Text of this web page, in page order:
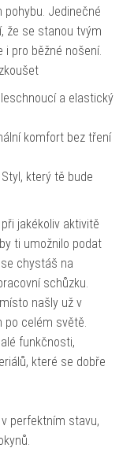
Jedinečné
že se stanou tvým
pro běžné nošení.
a elastický
komfort bez tření
který tě bude
jakékoliv aktivitě
ti umožnilo podat
chystáš na
schůzku.
našly už v
celém světě.
funkčnosti,
které se dobře
perfektním stavu,